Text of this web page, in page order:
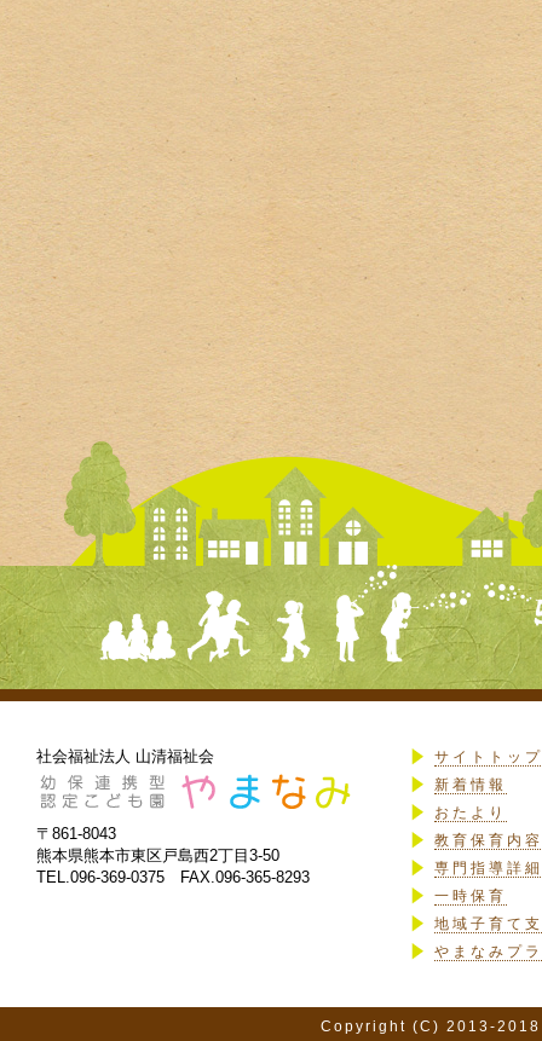
社会福祉法人 山清福祉会
〒861-8043
熊本県熊本市東区戸島西2丁目3-50
TEL.096-369-0375 FAX.096-365-8293
サイトトップ
新着情報
おたより
教育保育内
専門指導詳細
一時保育
地域子育て
やまなみプ
Copyright (C) 2013-